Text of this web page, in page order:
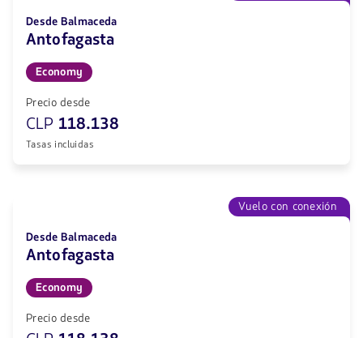
Desde Balmaceda
Antofagasta
Economy
Precio desde
CLP 118.138
Tasas incluidas
Vuelo con conexión
Desde Balmaceda
Antofagasta
Economy
Precio desde